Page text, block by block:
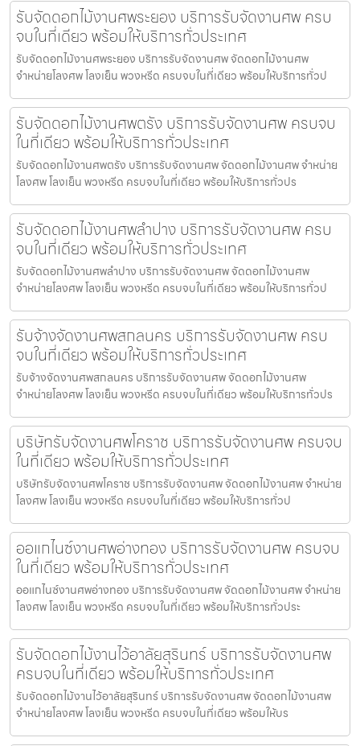
รับจัดดอกไม้งานศพระยอง บริการรับจัดงานศพ ครบ
จบในที่เดียว พร้อมให้บริการทั่วประเทศ
รับจัดดอกไม้งานศพระยอง บริการรับจัดงานศพ จัดดอกไม้งานศพ
จำหน่ายโลงศพ โลงเย็น พวงหรีด ครบจบในที่เดียว พร้อมให้บริการทั่วป
รับจัดดอกไม้งานศพตรัง บริการรับจัดงานศพ ครบจบ
ในที่เดียว พร้อมให้บริการทั่วประเทศ
รับจัดดอกไม้งานศพตรัง บริการรับจัดงานศพ จัดดอกไม้งานศพ จำหน่าย
โลงศพ โลงเย็น พวงหรีด ครบจบในที่เดียว พร้อมให้บริการทั่วปร
รับจัดดอกไม้งานศพลำปาง บริการรับจัดงานศพ ครบ
จบในที่เดียว พร้อมให้บริการทั่วประเทศ
รับจัดดอกไม้งานศพลำปาง บริการรับจัดงานศพ จัดดอกไม้งานศพ
จำหน่ายโลงศพ โลงเย็น พวงหรีด ครบจบในที่เดียว พร้อมให้บริการทั่วป
รับจ้างจัดงานศพสกลนคร บริการรับจัดงานศพ ครบ
จบในที่เดียว พร้อมให้บริการทั่วประเทศ
รับจ้างจัดงานศพสกลนคร บริการรับจัดงานศพ จัดดอกไม้งานศพ
จำหน่ายโลงศพ โลงเย็น พวงหรีด ครบจบในที่เดียว พร้อมให้บริการทั่วปร
บริษัทรับจัดงานศพโคราช บริการรับจัดงานศพ ครบจบ
ในที่เดียว พร้อมให้บริการทั่วประเทศ
บริษัทรับจัดงานศพโคราช บริการรับจัดงานศพ จัดดอกไม้งานศพ จำหน่าย
โลงศพ โลงเย็น พวงหรีด ครบจบในที่เดียว พร้อมให้บริการทั่วป
ออแกไนซ์งานศพอ่างทอง บริการรับจัดงานศพ ครบจบ
ในที่เดียว พร้อมให้บริการทั่วประเทศ
ออแกไนซ์งานศพอ่างทอง บริการรับจัดงานศพ จัดดอกไม้งานศพ จำหน่าย
โลงศพ โลงเย็น พวงหรีด ครบจบในที่เดียว พร้อมให้บริการทั่วประ
รับจัดดอกไม้งานไว้อาลัยสุรินทร์ บริการรับจัดงานศพ
ครบจบในที่เดียว พร้อมให้บริการทั่วประเทศ
รับจัดดอกไม้งานไว้อาลัยสุรินทร์ บริการรับจัดงานศพ จัดดอกไม้งานศพ
จำหน่ายโลงศพ โลงเย็น พวงหรีด ครบจบในที่เดียว พร้อมให้บร